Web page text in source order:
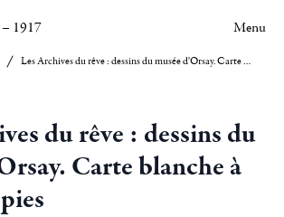
– 1917 Menu
Les Archives du rêve : dessins du musée d'Orsay. Carte blanche à Werner Spies
du rêve : dessins du
Carte blanche à